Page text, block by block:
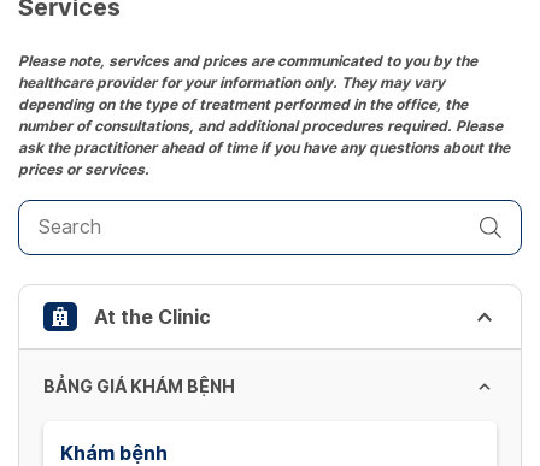
the
question
mark
key
to
get
the
keyboard
shortcuts
for
changing
dates.
Services
Please note, services and prices are communicated to you by the
healthcare provider for your information only. They may vary
depending on the type of treatment performed in the office, the
number of consultations, and additional procedures required. Please
ask the practitioner ahead of time if you have any questions about the
prices or services.
At the Clinic
BẢNG GIÁ KHÁM BỆNH
Khám bệnh